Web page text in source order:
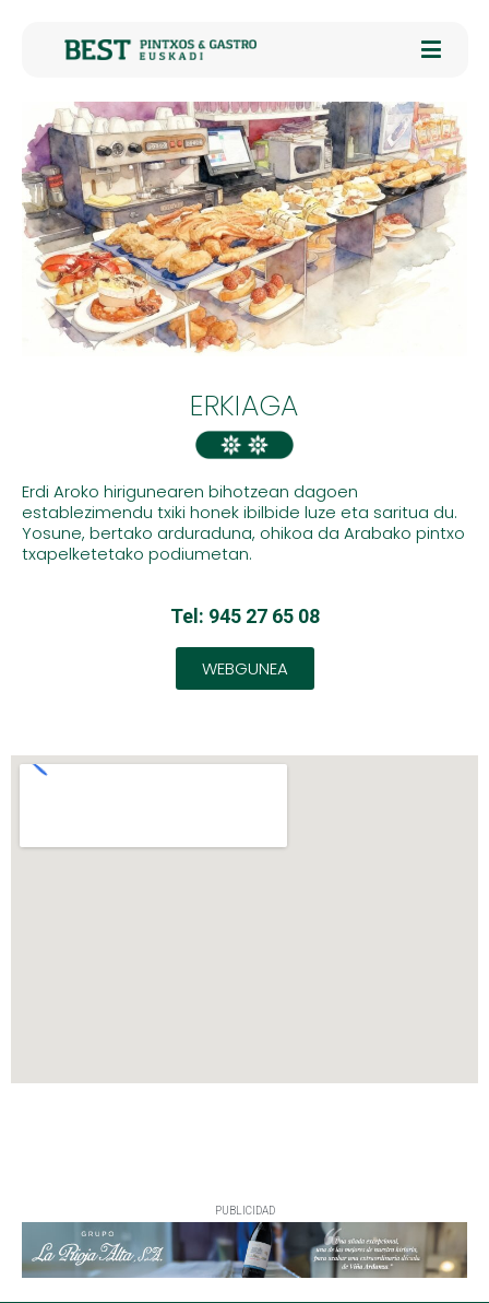
ERKIAGA
Erdi Aroko hirigunearen bihotzean dagoen
establezimendu txiki honek ibilbide luze eta saritua du.
Yosune, bertako arduraduna, ohikoa da Arabako pintxo
txapelketetako podiumetan.
Tel: 945 27 65 08
WEBGUNEA
PUBLICIDAD